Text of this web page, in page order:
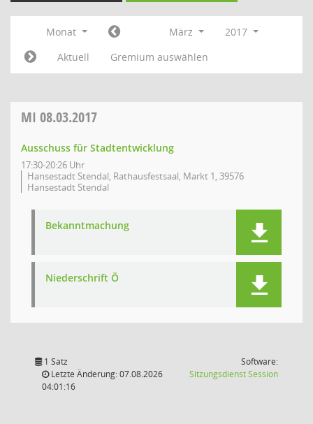
Monat März
2017
Aktuell
Gremium auswählen
MI 08.03.2017
Ausschuss für Stadtentwicklung
17:30-20:26 Uhr
Hansestadt Stendal, Rathausfestsaal, Markt 1, 39576
Hansestadt Stendal
Bekanntmachung
Niederschrift Ö
1 Satz
Letzte Änderung: 07.08.2026
04:01:16
Software:
SitzungsdienstSession(Wird in